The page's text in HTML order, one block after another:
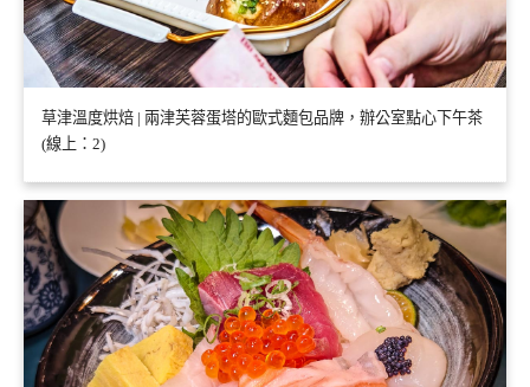
草津溫度烘焙 | 兩津芙蓉蛋塔的歐式麵包品牌，辦公室點心下午茶
(線上：2)